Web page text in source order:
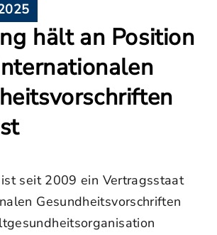
hält an Position
seit 2009 ein Vertragsstaat
Gesundheitsvorschriften